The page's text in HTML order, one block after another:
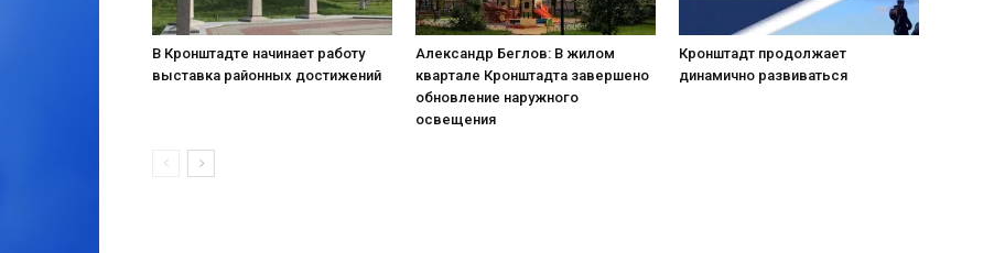
В Кронштадте начинает работу
выставка районных достижений
Александр Беглов: В жилом
квартале Кронштадта завершено
обновление наружного
освещения
Кронштадт продолжает
динамично развиваться